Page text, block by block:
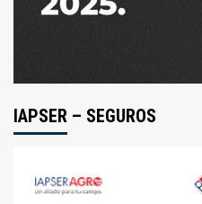
IAPSER – SEGUROS